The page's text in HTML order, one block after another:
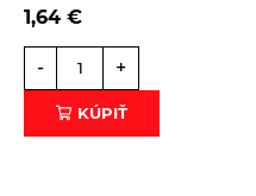
1,64 €
- +
KÚPIŤ